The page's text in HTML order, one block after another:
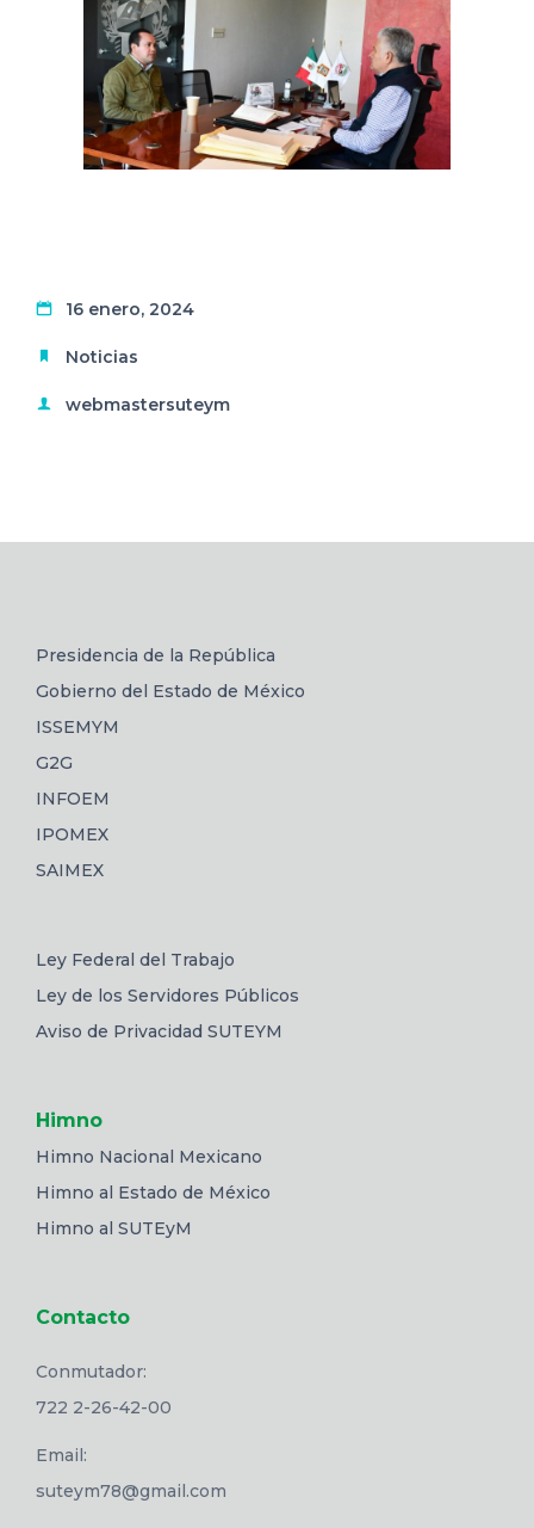
16 enero, 2024
Noticias
webmastersuteym
Presidencia de la República
Gobierno del Estado de México
ISSEMYM
G2G
INFOEM
IPOMEX
SAIMEX
Ley Federal del Trabajo
Ley de los Servidores Públicos
Aviso de Privacidad SUTEYM
Himno
Himno Nacional Mexicano
Himno al Estado de México
Himno al SUTEyM
Contacto
Conmutador:
722 2-26-42-00
Email:
suteym78@gmail.com